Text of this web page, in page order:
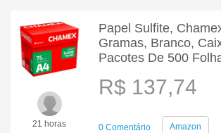
21 horas
Papel Sulfite,
Gramas, Branco,
Pacotes De 500
R$ 137,74
0 Comentário Amazon